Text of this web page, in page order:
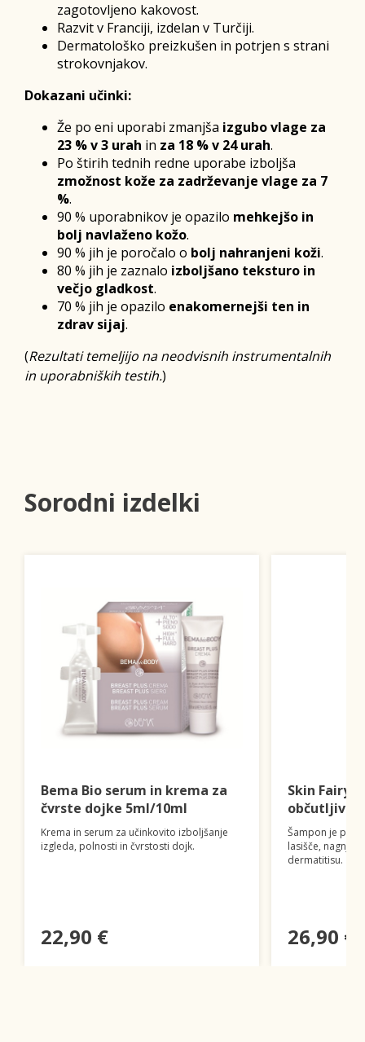
zagotovljeno kakovost.
Razvit v Franciji, izdelan v Turčiji.
Dermatološko preizkušen in potrjen s strani
strokovnjakov.
Dokazani učinki:
Že po eni uporabi zmanjša izgubo vlage za
23 % v 3 urah in za 18 % v 24 urah.
Po štirih tednih redne uporabe izboljša
zmožnost kože za zadrževanje vlage za 7
%.
90 % uporabnikov je opazilo mehkejšo in
bolj navlaženo kožo.
90 % jih je poročalo o bolj nahranjeni koži.
80 % jih je zaznalo izboljšano teksturo in
večjo gladkost.
70 % jih je opazilo enakomernejši ten in
zdrav sijaj.
(Rezultati temeljijo na neodvisnih instrumentalnih
in uporabniških testih.)
Sorodni izdelki
Bema Bio serum in krema za
čvrste dojke 5ml/10ml
Krema in serum za učinkovito izboljšanje
izgleda, polnosti in čvrstosti dojk.
22,90 €
Skin
občutljivo
Šampon je
lasišče,
dermatitisu.
26,90 €